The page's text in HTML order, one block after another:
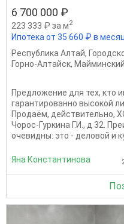
6 700 000 ₽
223 333 ₽ за м2
Ипотека от 35 660 ₽ в
Республика Алтай,
Горно-Алтайск,
Предложение для тех, кто
гарантированно высокой
Продаём, действительно,
Чорос-Гуркина Г.И., д 32.
очевидны: это - деловой и
Яна Константинова